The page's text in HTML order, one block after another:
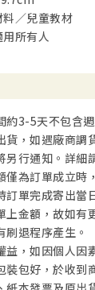
／兒童教材
所有人
約3-5天不包含
貨，如遇廠商調
另行通知。詳細
僅為訂單成立時
訂單完成寄出當
上金額，故如有
刷退程序產生。
益，如因個人因
裝包好，於收到